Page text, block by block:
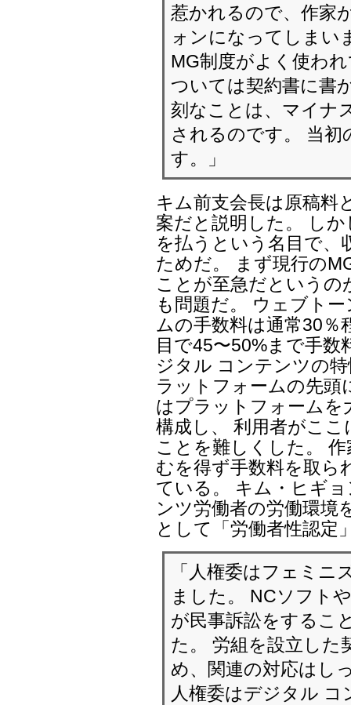
惹かれるので、作家
ォンになってしまい
MG制度がよく使わ
ついては契約書に書
刻なことは、マイナ
されるのです。 当
す。」
キム前支会長は原稿料
案だと説明した。 し
を払うという名目で、
ためだ。 まず現行の
ことが至急だというの
も問題だ。 ウェブト
ムの手数料は通常30％
目で45〜50%まで手
ジタル コンテンツの
ラットフォームの先頭
はプラットフォームを
構成し、 利用者がこ
ことを難しくした。
むを得ず手数料を取ら
ている。 キム・ヒギ
ンツ労働者の労働環境
として「労働者性認定
「人権委はフェミニ
ました。 NCソフト
が民事訴訟をするこ
た。 労組を設立した
め、関連の対応はし
人権委はデジタル コ